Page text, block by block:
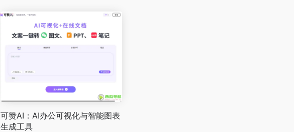
可赞AI：AI办公可视化与智能图表
生成工具